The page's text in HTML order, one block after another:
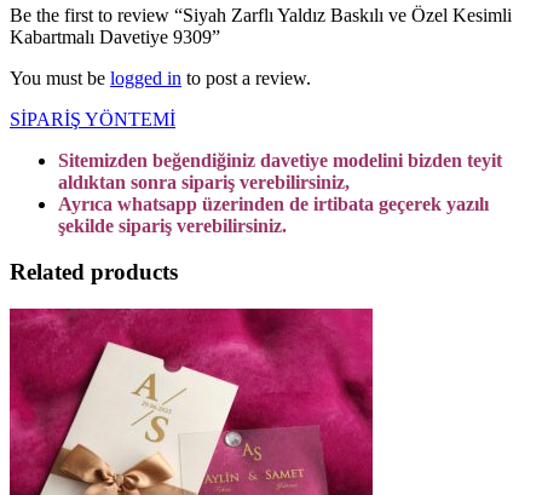
Be the first to review “Siyah Zarflı Yaldız Baskılı ve Özel Kesimli
Kabartmalı Davetiye 9309”
You must be logged in to post a review.
SİPARİŞ YÖNTEMİ
Sitemizden beğendiğiniz davetiye modelini bizden teyit
aldıktan sonra sipariş verebilirsiniz,
Ayrıca whatsapp üzerinden de irtibata geçerek yazılı
şekilde sipariş verebilirsiniz.
Related products